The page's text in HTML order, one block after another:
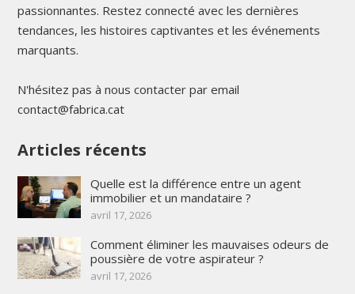
passionnantes. Restez connecté avec les dernières
tendances, les histoires captivantes et les événements
marquants.
N'hésitez pas à nous contacter par email
contact@fabrica.cat
Articles récents
Quelle est la différence entre un agent
immobilier et un mandataire ?
avril 17, 2026
Comment éliminer les mauvaises odeurs de
poussière de votre aspirateur ?
avril 17, 2026